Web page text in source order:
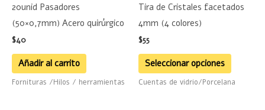
20unid Pasadores
(50×0,7mm) Acero quirúrgico
$40
Añadir al carrito
Fornituras /Hilos / herramientas
Tira de Cristales facetados
4mm (4 colores)
$55
Seleccionar opciones
pueden
página
Cuentas de vidrio/Porcelana